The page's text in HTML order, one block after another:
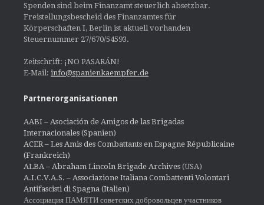
Spenden sind beim Finanzamt steuerlich absetzbar.
Freistellungsbescheid des Finanzamtes für
Körperschaften I, Berlin ist aktuell vorhanden
Steuernummer 27/670/54593.
Zeitschrift: ¡NO PASARÁN!
E-Mail: info@spanienkaempfer.de
Partnerorganisationen
AABI – Asociación de Amigos de las Brigadas
Internacionales (Spanien)
ACER – Les Amis des Combattants en Espagne Républicaine
(Frankreich)
ALBA – Abraham Lincoln Brigade Archives (USA)
A.I.C.V.A.S. – Associazione Italiana Combattenti Volontari
Antifascisti di Spagna (Italien)
Ассоциация ПАМЯТИ советских добровольцев участников